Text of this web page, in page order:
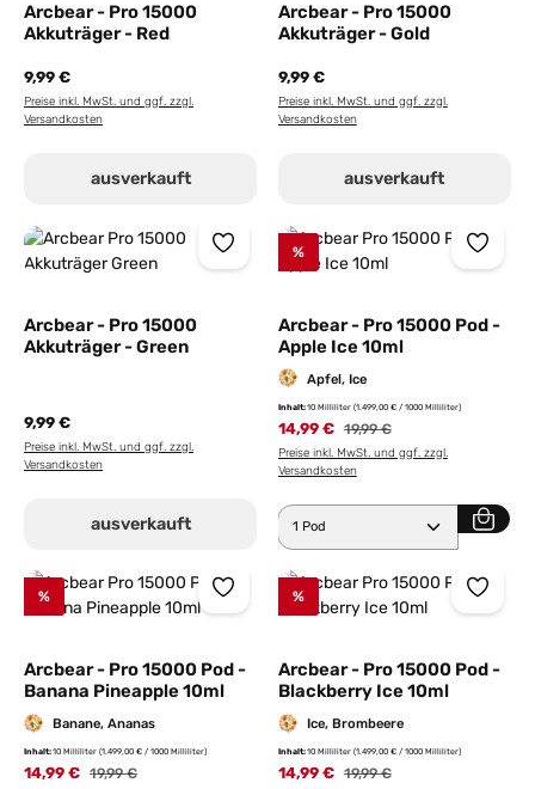
Arcbear - Pro 15000
Akkuträger - Red
9,99 €
Preise inkl. MwSt. und ggf. zzgl.
Versandkosten
ausverkauft
Arcbear - Pro 15000
Akkuträger - Gold
9,99 €
Preise inkl. MwSt. und ggf. zzgl.
Versandkosten
ausverkauft
Arcbear - Pro 15000
Akkuträger - Green
9,99 €
Preise inkl. MwSt. und ggf. zzgl.
Versandkosten
ausverkauft
%
Arcbear - Pro 15000 Pod -
Apple Ice 10ml
Apfel, Ice
Inhalt:10 Milliliter (1.499,00 € / 1000 Milliliter)
14,99 € Regulärer Preis:
19,99 €
Preise inkl. MwSt. und ggf. zzgl.
Versandkosten
Produkt Anzahl: Gib den
%
Arcbear - Pro 15000 Pod -
Banana Pineapple 10ml
Banane, Ananas
Inhalt:10 Milliliter (1.499,00 € / 1000 Milliliter)
14,99 € Regulärer Preis:
19,99 €
%
Arcbear - Pro 15000 Pod -
Blackberry Ice 10ml
Ice, Brombeere
Inhalt:10 Milliliter (1.499,00 € / 1000 Milliliter)
14,99 € Regulärer Preis:
19,99 €